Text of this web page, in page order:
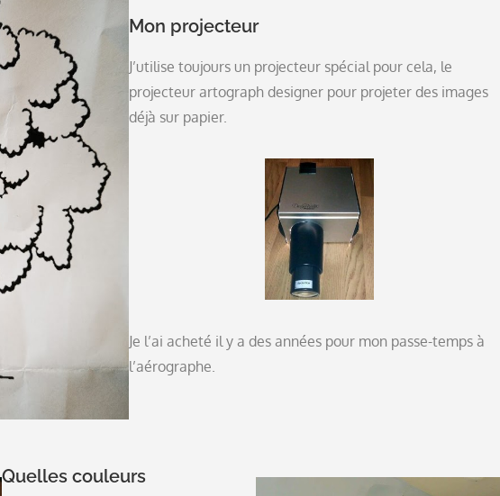
Mon projecteur
J’utilise toujours un projecteur spécial pour cela, le
projecteur artograph designer pour projeter des images
déjà sur papier.
Je l’ai acheté il y a des années pour mon passe-temps à
l’aérographe.
Quelles couleurs